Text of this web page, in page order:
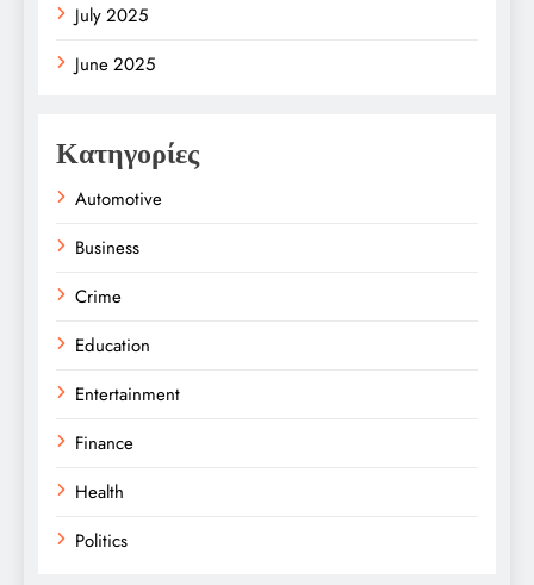
July 2025
June 2025
Κατηγορίες
Automotive
Business
Crime
Education
Entertainment
Finance
Health
Politics